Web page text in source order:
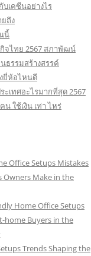
บเคซีนอย่างไร
ถึง
นี้
จไทย 2567 สภาพัฒน์
รรมสร้างสรรค์
ยี่ห้อไหนดี
ะเทศอะไรมากที่สุด 2567
ใช้เงิน เท่า ไหร่
Office Setups Mistakes
Owners Make in the
Home Office Setups
home Buyers in the
Trends Shaping the